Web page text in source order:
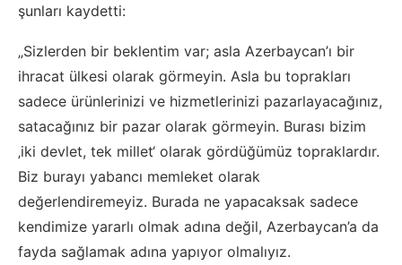
şunları kaydetti:
„Sizlerden bir beklentim var; asla Azerbaycan’ı bir
ihracat ülkesi olarak görmeyin. Asla bu toprakları
sadece ürünlerinizi ve hizmetlerinizi pazarlayacağınız,
satacağınız bir pazar olarak görmeyin. Burası bizim
‚iki devlet, tek millet‘ olarak gördüğümüz topraklardır.
Biz burayı yabancı memleket olarak
değerlendiremeyiz. Burada ne yapacaksak sadece
kendimize yararlı olmak adına değil, Azerbaycan’a da
fayda sağlamak adına yapıyor olmalıyız.